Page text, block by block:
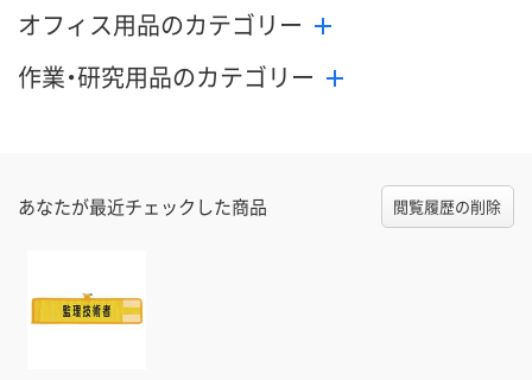
オフィス用品のカテゴリー
作業・研究用品のカテゴリー
あなたが最近チェックした商品 閲覧履歴の削除